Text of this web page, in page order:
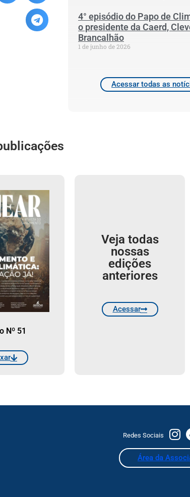
4° episódio do Papo de
o presidente da Caerd,
Brancalhão
1 de junho de 2026
Acessar todas as
Nº 51
Veja todas
nossas
edições
anteriores
Acessar
Redes Sociais
Área da